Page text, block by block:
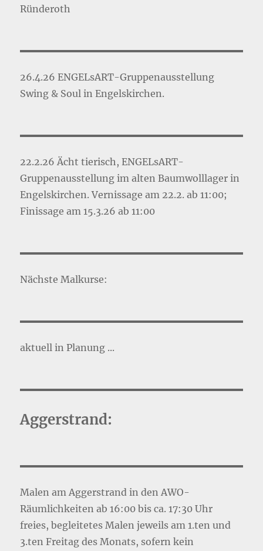
Ründeroth
26.4.26 ENGELsART-Gruppenausstellung
Swing & Soul in Engelskirchen.
22.2.26 Ächt tierisch, ENGELsART-
Gruppenausstellung im alten Baumwolllager in
Engelskirchen. Vernissage am 22.2. ab 11:00;
Finissage am 15.3.26 ab 11:00
Nächste Malkurse:
aktuell in Planung ...
Aggerstrand:
Malen am Aggerstrand in den AWO-
Räumlichkeiten ab 16:00 bis ca. 17:30 Uhr
freies, begleitetes Malen jeweils am 1.ten und
3.ten Freitag des Monats, sofern kein